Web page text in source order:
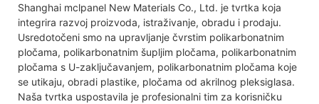
Shanghai mclpanel New Materials Co., Ltd. je tvrtka koja
integrira razvoj proizvoda, istraživanje, obradu i prodaju.
Usredotočeni smo na upravljanje čvrstim polikarbonatnim
pločama, polikarbonatnim šupljim pločama, polikarbonatnim
pločama s U-zaključavanjem, polikarbonatnim pločama koje
se utikaju, obradi plastike, pločama od akrilnog pleksiglasa.
Naša tvrtka uspostavila je profesionalni tim za korisničku